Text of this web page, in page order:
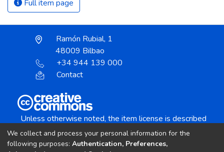
Full item page
Ramón Rubial, 1
48009 Bilbao
+34 944 139 000
Contact
Unless otherwise noted, the item license is described
Creative Commons Attribution-NonCommercial-
We collect and process your personal information for the
following purposes: Authentication, Preferences,